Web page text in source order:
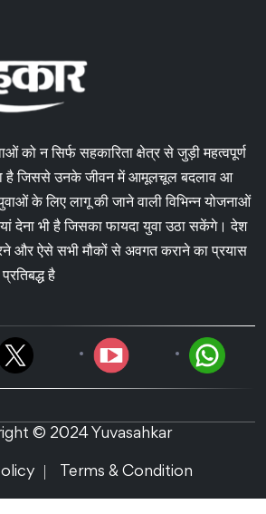
को न सिर्फ सहकारिता क्षेत्र से जुड़ी महत्वपूर्ण
है जिससे उनके जीवन में आमूलचूल बदलाव आ
के लिए लागू की जाने वाली विभिन्न योजनाओं
देना भी है जिसका फायदा युवा उठा सकेंगे। देश
और ऐसे सभी मौकों से अवगत कराने का प्रयास
है
© 2024 Yuvasahkar
Terms & Condition